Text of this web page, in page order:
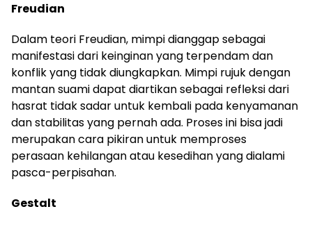
Freudian
Dalam teori Freudian, mimpi dianggap sebagai
manifestasi dari keinginan yang terpendam dan
konflik yang tidak diungkapkan. Mimpi rujuk dengan
mantan suami dapat diartikan sebagai refleksi dari
hasrat tidak sadar untuk kembali pada kenyamanan
dan stabilitas yang pernah ada. Proses ini bisa jadi
merupakan cara pikiran untuk memproses
perasaan kehilangan atau kesedihan yang dialami
pasca-perpisahan.
Gestalt